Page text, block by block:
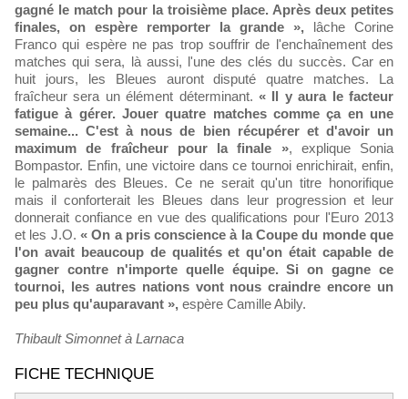
gagné le match pour la troisième place. Après deux petites
finales, on espère remporter la grande », lâche Corine
Franco qui espère ne pas trop souffrir de l'enchaînement des
matches qui sera, là aussi, l'une des clés du succès. Car en
huit jours, les Bleues auront disputé quatre matches. La
fraîcheur sera un élément déterminant. « Il y aura le facteur
fatigue à gérer. Jouer quatre matches comme ça en une
semaine... C'est à nous de bien récupérer et d'avoir un
maximum de fraîcheur pour la finale », explique Sonia
Bompastor. Enfin, une victoire dans ce tournoi enrichirait, enfin,
le palmarès des Bleues. Ce ne serait qu'un titre honorifique
mais il conforterait les Bleues dans leur progression et leur
donnerait confiance en vue des qualifications pour l'Euro 2013
et les J.O. « On a pris conscience à la Coupe du monde que
l'on avait beaucoup de qualités et qu'on était capable de
gagner contre n'importe quelle équipe. Si on gagne ce
tournoi, les autres nations vont nous craindre encore un
peu plus qu'auparavant », espère Camille Abily.
Thibault Simonnet à Larnaca
FICHE TECHNIQUE